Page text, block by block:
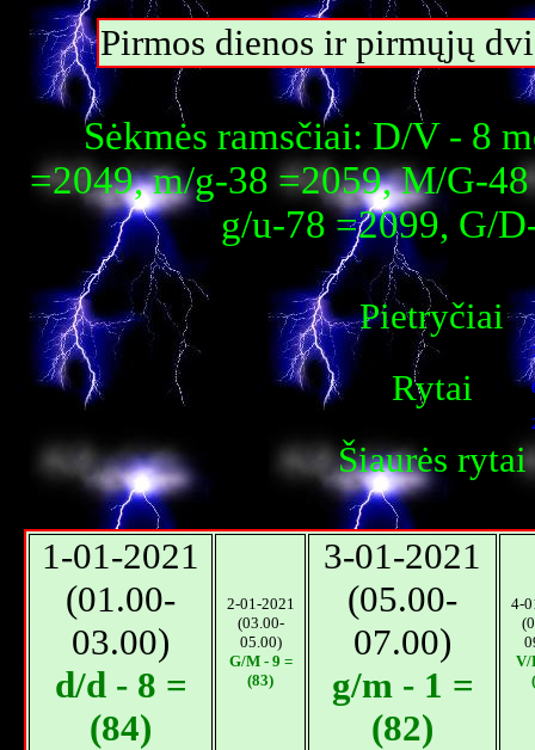
Pirmos dienos ir pirmųjų
Sėkmės ramsčiai: D/V - 8
=2049, m/g-38 =2059, M/G-
g/u-78 =2099, G/
Pietryčiai
Rytai
Šiaurės rytai
1-01-2021
(01.00-
03.00)
d/d - 8 =
(84)
2-01-2021
(03.00-
05.00)
G/M - 9 =
(83)
3-01-2021
(05.00-
07.00)
g/m - 1 =
(82)
4-
V/